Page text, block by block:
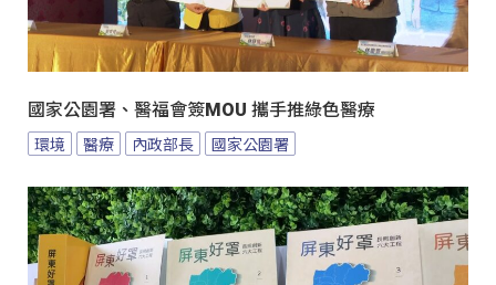
國家公園署、醫福會簽MOU 攜手推綠色醫療
環境 醫療 內政部長 國家公園署